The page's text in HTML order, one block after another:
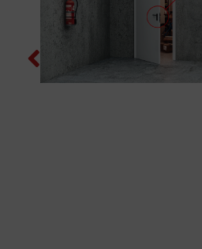
Previous